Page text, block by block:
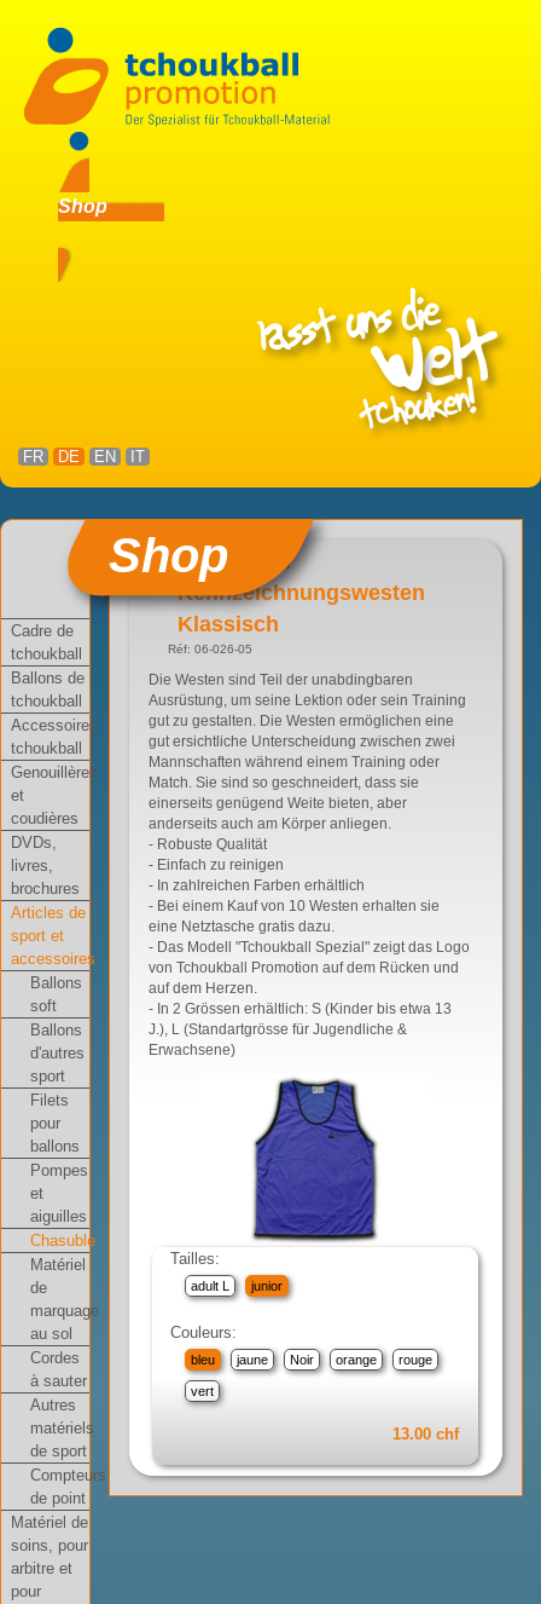
Shop
FR DE EN IT
Shop
Cadre de
tchoukball
Ballons de
tchoukball
Accessoires
tchoukball
Genouillères
et
coudières
DVDs,
livres,
brochures
Articles de
sport et
accessoires
Ballons
soft
Ballons
d'autres
sport
Filets
pour
ballons
Pompes
et
aiguilles
Chasuble
Matériel
de
marquage
au sol
Cordes
à sauter
Autres
matériels
de sport
Compteurs
de point
Matériel de
soins, pour
arbitre et
pour
Tchoukball
Kennzeichnungswesten
Klassisch
Réf: 06-026-05
Die Westen sind Teil der unabdingbaren
Ausrüstung, um seine Lektion oder sein Training
gut zu gestalten. Die Westen ermöglichen eine
gut ersichtliche Unterscheidung zwischen zwei
Mannschaften während einem Training oder
Match. Sie sind so geschneidert, dass sie
einerseits genügend Weite bieten, aber
anderseits auch am Körper anliegen.
- Robuste Qualität
- Einfach zu reinigen
- In zahlreichen Farben erhältlich
- Bei einem Kauf von 10 Westen erhalten sie
eine Netztasche gratis dazu.
- Das Modell "Tchoukball Spezial" zeigt das Logo
von Tchoukball Promotion auf dem Rücken und
auf dem Herzen.
- In 2 Grössen erhältlich: S (Kinder bis etwa 13
J.), L (Standartgrösse für Jugendliche &
Erwachsene)
Tailles:
adult L junior
Couleurs:
bleu jaune Noir orange rouge
vert
13.00 chf